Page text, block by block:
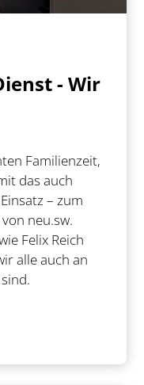
- Wir
Familienzeit,
das auch
– zum
neu.sw.
Felix Reich
alle auch an